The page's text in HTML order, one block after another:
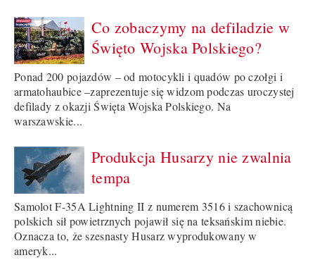
Co zobaczymy na defiladzie w
Święto Wojska Polskiego?
Ponad 200 pojazdów – od motocykli i quadów po czołgi i
armatohaubice –zaprezentuje się widzom podczas uroczystej
defilady z okazji Święta Wojska Polskiego. Na
warszawskie...
Produkcja Husarzy nie zwalnia
tempa
Samolot F-35A Lightning II z numerem 3516 i szachownicą
polskich sił powietrznych pojawił się na teksańskim niebie.
Oznacza to, że szesnasty Husarz wyprodukowany w
ameryk...